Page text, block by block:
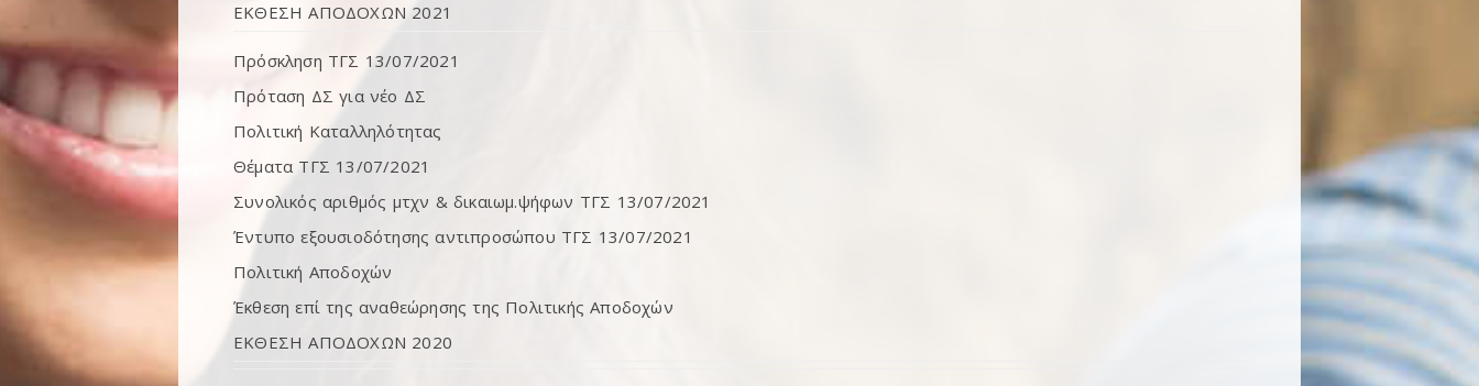
ΕΚΘΕΣΗ ΑΠΟΔΟΧΩΝ 2021
Πρόσκληση ΤΓΣ 13/07/2021
Πρόταση ΔΣ για νέο ΔΣ
Πολιτική Καταλληλότητας
Θέματα ΤΓΣ 13/07/2021
Συνολικός αριθμός μτχν & δικαιωμ.ψήφων ΤΓΣ 13/07/2021
Έντυπο εξουσιοδότησης αντιπροσώπου ΤΓΣ 13/07/2021
Πολιτική Αποδοχών
Έκθεση επί της αναθεώρησης της Πολιτικής Αποδοχών
ΕΚΘΕΣΗ ΑΠΟΔΟΧΩΝ 2020